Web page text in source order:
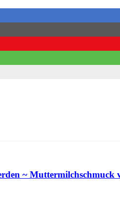
~ Muttermilchschmuck